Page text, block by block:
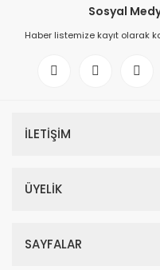
Sosyal
Haber listemize kayıt olarak
İLETİŞİM
ÜYELİK
SAYFALAR